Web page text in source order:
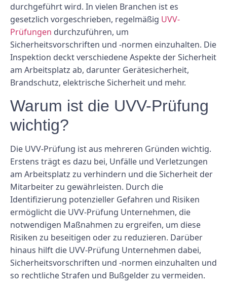
durchgeführt wird. In vielen Branchen ist es
gesetzlich vorgeschrieben, regelmäßig UVV-
Prüfungen durchzuführen, um
Sicherheitsvorschriften und -normen einzuhalten. Die
Inspektion deckt verschiedene Aspekte der Sicherheit
am Arbeitsplatz ab, darunter Gerätesicherheit,
Brandschutz, elektrische Sicherheit und mehr.
Warum ist die UVV-Prüfung
wichtig?
Die UVV-Prüfung ist aus mehreren Gründen wichtig.
Erstens trägt es dazu bei, Unfälle und Verletzungen
am Arbeitsplatz zu verhindern und die Sicherheit der
Mitarbeiter zu gewährleisten. Durch die
Identifizierung potenzieller Gefahren und Risiken
ermöglicht die UVV-Prüfung Unternehmen, die
notwendigen Maßnahmen zu ergreifen, um diese
Risiken zu beseitigen oder zu reduzieren. Darüber
hinaus hilft die UVV-Prüfung Unternehmen dabei,
Sicherheitsvorschriften und -normen einzuhalten und
so rechtliche Strafen und Bußgelder zu vermeiden.